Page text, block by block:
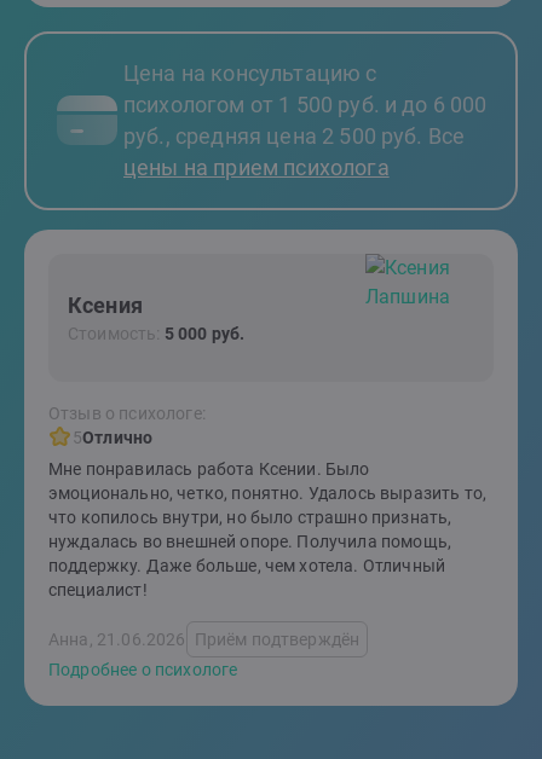
Цена на консультацию с
психологом от 1 500 руб. и до 6 000
руб., средняя цена 2 500 руб. Все
цены на прием психолога
Ксения
Стоимость: 5 000 руб.
Отзыв о психологе:
5Отлично
Мне понравилась работа Ксении. Было
эмоционально, четко, понятно. Удалось выразить то,
что копилось внутри, но было страшно признать,
нуждалась во внешней опоре. Получила помощь,
поддержку. Даже больше, чем хотела. Отличный
специалист!
Анна, 21.06.2026
Приём подтверждён
Подробнее о психологе